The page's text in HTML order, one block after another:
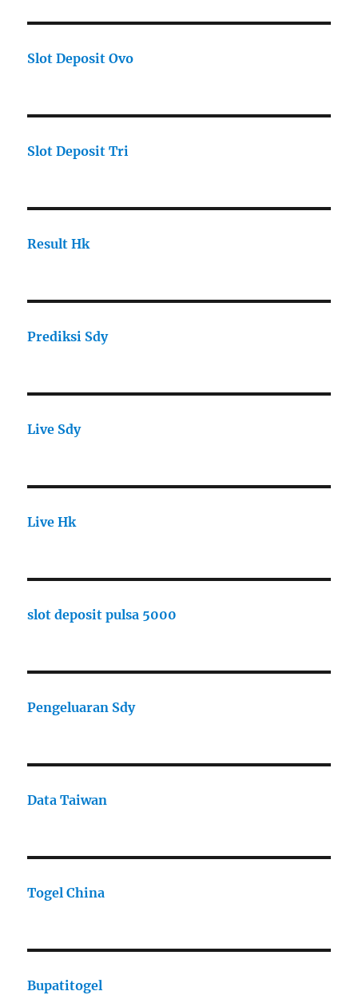
Slot Deposit Ovo
Slot Deposit Tri
Result Hk
Prediksi Sdy
Live Sdy
Live Hk
slot deposit pulsa 5000
Pengeluaran Sdy
Data Taiwan
Togel China
Bupatitogel